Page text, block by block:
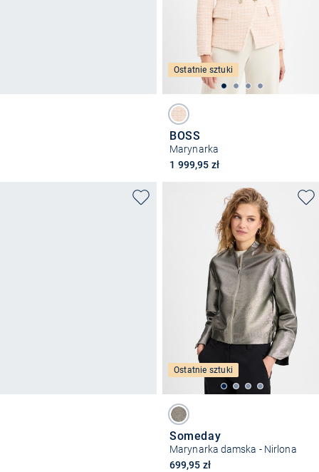
Ostatnie sztuki
BOSS
Marynarka
1 999,95 zł
Ostatnie sztuki
Someday
Marynarka damska - Nirlona
699,95 zł